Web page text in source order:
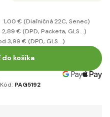
1,00 € (Diaľničná 22C, Senec)
2,89 € (DPD, Packeta, GLS...)
3,99 € (DPD, GLS...)
košíka
Kód: PAG5192